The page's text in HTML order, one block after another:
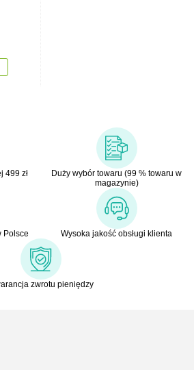
499 zł
Duży wybór towaru (99 % towaru w
magazynie)
Polsce Wysoka jakość obsługi klienta
zwrotu pieniędzy